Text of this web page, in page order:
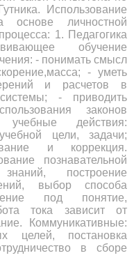
Использование
основе личностной
1. Педагогика
обучение
- понимать смысл
- уметь
и расчетов в
- приводить
законов
учебные действия:
цели, задачи;
и коррекция.
познавательной
построение
выбор способа
под понятие,
тока зависит от
Коммуникативные:
целей, постановка
в сборе